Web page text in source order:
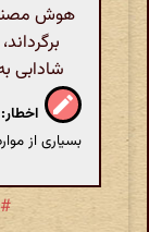
هوش
شادابی
اخطار:
بسیاری از
#